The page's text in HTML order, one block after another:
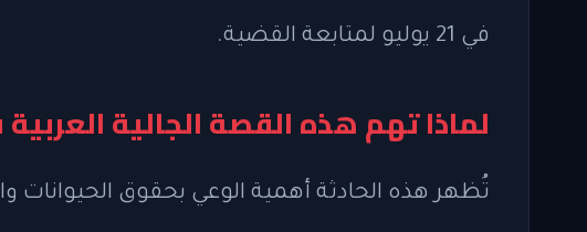
في 21 يوليو لمتابعة القضية.
لماذا تهم هذه القصة الجالية
تُظهر هذه الحادثة أهمية الوعي بحقوق الحيوانات